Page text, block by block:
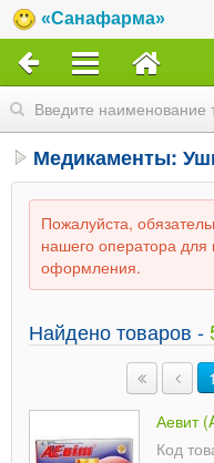
«Санафарма»
Медикаменты:
Пожалуйста,
нашего оператора для
оформления.
Найдено товаров -
1
Аевит
Код